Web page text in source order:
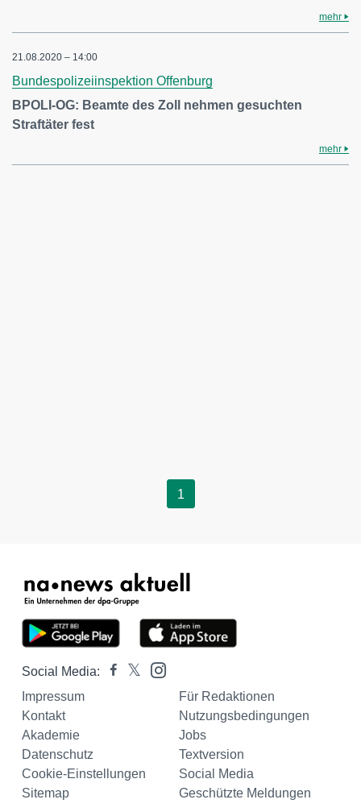
mehr
21.08.2020 – 14:00
Bundespolizeiinspektion Offenburg
BPOLI-OG: Beamte des Zoll nehmen gesuchten
Straftäter fest
mehr
1
Social Media:
Impressum
Für Redaktionen
Kontakt
Nutzungsbedingungen
Akademie
Jobs
Datenschutz
Textversion
Cookie-Einstellungen
Social Media
Sitemap
Geschützte Meldungen